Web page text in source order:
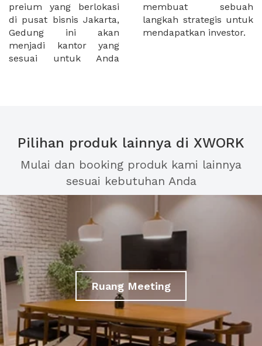
preium yang berlokasi
di pusat bisnis Jakarta,
Gedung ini akan
menjadi kantor yang
sesuai untuk Anda
membuat sebuah
langkah strategis untuk
mendapatkan investor.
Pilihan produk lainnya di XWORK
Mulai dan booking produk kami lainnya
sesuai kebutuhan Anda
Ruang Meeting